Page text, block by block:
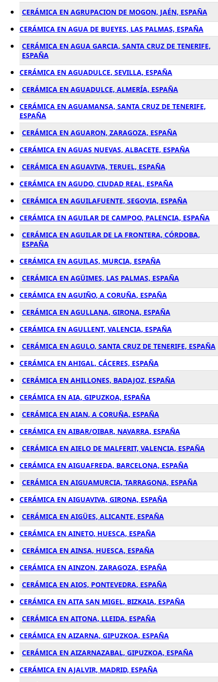
CERÁMICA EN AGRUPACION DE MOGON, JAÉN, ESPAÑA
CERÁMICA EN AGUA DE BUEYES, LAS PALMAS, ESPAÑA
CERÁMICA EN AGUA GARCIA, SANTA CRUZ DE TENERIFE,
ESPAÑA
CERÁMICA EN AGUADULCE, SEVILLA, ESPAÑA
CERÁMICA EN AGUADULCE, ALMERÍA, ESPAÑA
CERÁMICA EN AGUAMANSA, SANTA CRUZ DE TENERIFE,
ESPAÑA
CERÁMICA EN AGUARON, ZARAGOZA, ESPAÑA
CERÁMICA EN AGUAS NUEVAS, ALBACETE, ESPAÑA
CERÁMICA EN AGUAVIVA, TERUEL, ESPAÑA
CERÁMICA EN AGUDO, CIUDAD REAL, ESPAÑA
CERÁMICA EN AGUILAFUENTE, SEGOVIA, ESPAÑA
CERÁMICA EN AGUILAR DE CAMPOO, PALENCIA, ESPAÑA
CERÁMICA EN AGUILAR DE LA FRONTERA, CÓRDOBA,
ESPAÑA
CERÁMICA EN AGUILAS, MURCIA, ESPAÑA
CERÁMICA EN AGÜIMES, LAS PALMAS, ESPAÑA
CERÁMICA EN AGUIÑO, A CORUÑA, ESPAÑA
CERÁMICA EN AGULLANA, GIRONA, ESPAÑA
CERÁMICA EN AGULLENT, VALENCIA, ESPAÑA
CERÁMICA EN AGULO, SANTA CRUZ DE TENERIFE, ESPAÑA
CERÁMICA EN AHIGAL, CÁCERES, ESPAÑA
CERÁMICA EN AHILLONES, BADAJOZ, ESPAÑA
CERÁMICA EN AIA, GIPUZKOA, ESPAÑA
CERÁMICA EN AIAN, A CORUÑA, ESPAÑA
CERÁMICA EN AIBAR/OIBAR, NAVARRA, ESPAÑA
CERÁMICA EN AIELO DE MALFERIT, VALENCIA, ESPAÑA
CERÁMICA EN AIGUAFREDA, BARCELONA, ESPAÑA
CERÁMICA EN AIGUAMURCIA, TARRAGONA, ESPAÑA
CERÁMICA EN AIGUAVIVA, GIRONA, ESPAÑA
CERÁMICA EN AIGÜES, ALICANTE, ESPAÑA
CERÁMICA EN AINETO, HUESCA, ESPAÑA
CERÁMICA EN AINSA, HUESCA, ESPAÑA
CERÁMICA EN AINZON, ZARAGOZA, ESPAÑA
CERÁMICA EN AIOS, PONTEVEDRA, ESPAÑA
CERÁMICA EN AITA SAN MIGEL, BIZKAIA, ESPAÑA
CERÁMICA EN AITONA, LLEIDA, ESPAÑA
CERÁMICA EN AIZARNA, GIPUZKOA, ESPAÑA
CERÁMICA EN AIZARNAZABAL, GIPUZKOA, ESPAÑA
CERÁMICA EN AJALVIR, MADRID, ESPAÑA